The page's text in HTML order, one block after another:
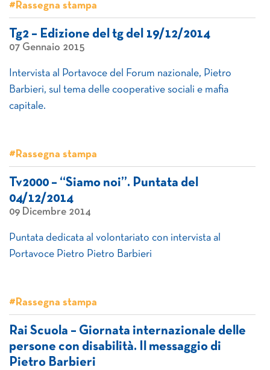
#Rassegna stampa
Tg2 – Edizione del tg del 19/12/2014
07 Gennaio 2015
Intervista al Portavoce del Forum nazionale, Pietro
Barbieri, sul tema delle cooperative sociali e mafia
capitale.
#Rassegna stampa
Tv2000 – “Siamo noi”. Puntata del
04/12/2014
09 Dicembre 2014
Puntata dedicata al volontariato con intervista al
Portavoce Pietro Pietro Barbieri
#Rassegna stampa
Rai Scuola – Giornata internazionale delle
persone con disabilità. Il messaggio di
Pietro Barbieri